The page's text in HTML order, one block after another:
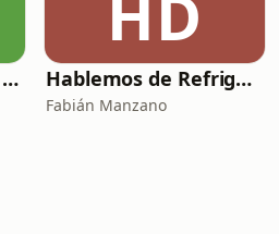
Técnicos y Rudos de la Refrigeración Hablemos de Refrigeración con Quimobásicos
Fabián Manzano